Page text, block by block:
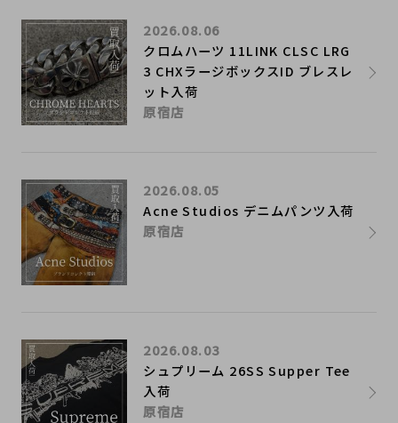
クロムハーツ 11LINK CLSC LRG
3 CHXラージボックスID ブレスレ
ット入荷
2026.08.06
原宿店
Acne Studios デニムパンツ入荷
2026.08.05
原宿店
シュプリーム 26SS Supper Tee
入荷
2026.08.03
原宿店